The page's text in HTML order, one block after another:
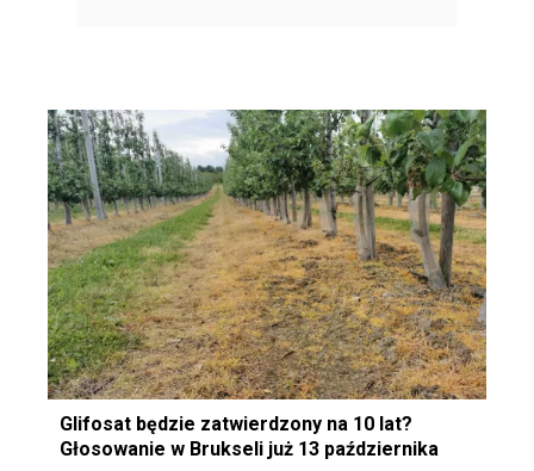
Glifosat będzie zatwierdzony na 10 lat?
Głosowanie w Brukseli już 13 października